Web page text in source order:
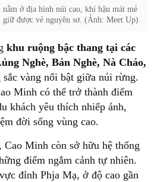
ở địa hình núi cao, khí hậu mát mẻ
giữ được vẻ nguyên sơ. (Ảnh: Meet Up)
khu ruộng bậc thang tại các
Nghè, Bản Nghè, Nà Chảo,
vàng nổi bật giữa núi rừng.
Minh có thể trở thành điểm
khách yêu thích nhiếp ảnh,
đời sống vùng cao.
Cao Minh còn sở hữu hệ thống
điểm ngắm cảnh tự nhiên.
đỉnh Phja Mạ, ở độ cao gần